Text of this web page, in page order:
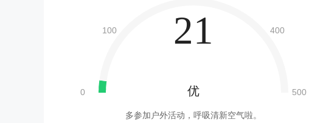
21
优
多参加户外活动，呼吸清新空气啦。